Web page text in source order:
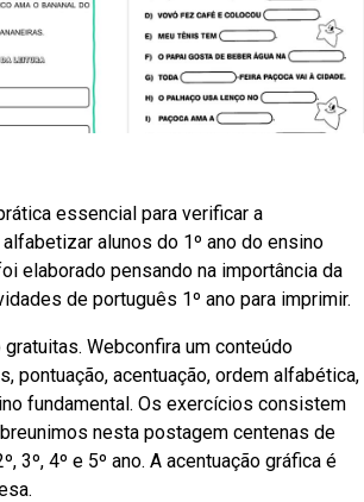
essencial para verificar a
alunos do 1º ano do ensino
elaborado pensando na importância da
de português 1º ano para imprimir.
Webconfira um conteúdo
pontuação, acentuação, ordem alfabética,
fundamental. Os exercícios consistem
nesta postagem centenas de
3º, 4º e 5º ano. A acentuação gráfica é